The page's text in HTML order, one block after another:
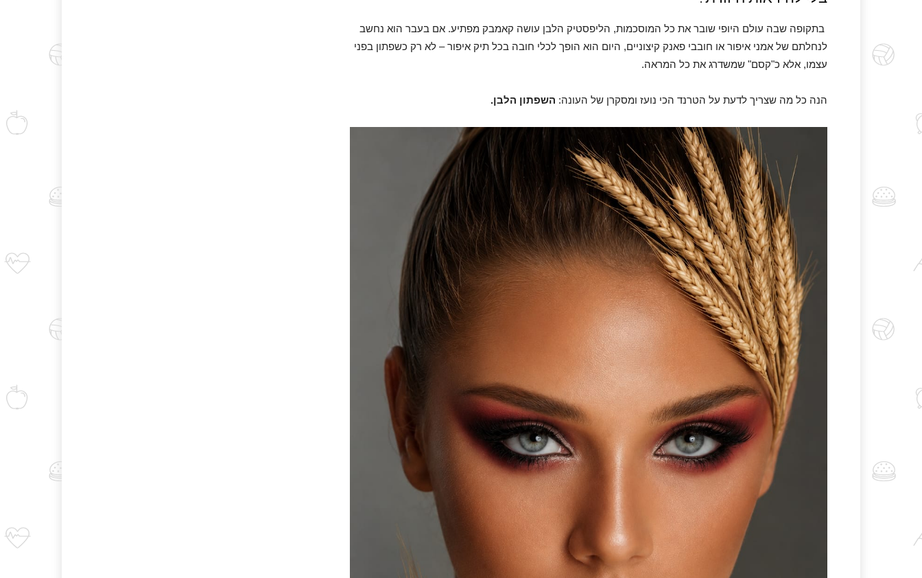
בתקופה שבה עולם היופי שובר את כל המוסכמות, הליפסטיק הלבן עושה קאמבק מפתיע. אם בעבר הוא נחשב
לנחלתם של אמני איפור או חובבי פאנק קיצוניים, היום הוא הופך לכלי חובה בכל תיק איפור – לא רק כשפתון בפני
עצמו, אלא כ"קסם" שמשדרג את כל המראה.
הנה כל מה שצריך לדעת על הטרנד הכי נועז ומסקרן של העונה: השפתון הלבן.